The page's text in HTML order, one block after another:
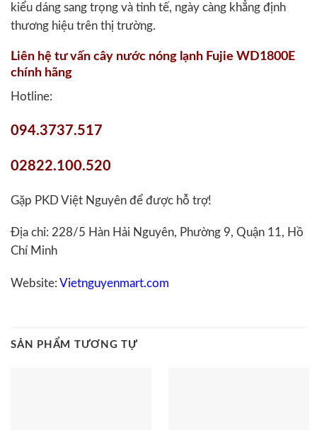
kiểu dáng sang trọng và tinh tế, ngày càng khẳng định
thương hiệu trên thị trường.
Liên hệ tư vấn cây nước nóng lạnh Fujie WD1800E
chính hãng
Hotline:
094.3737.517
02822.100.520
Gặp PKD Việt Nguyên để được hỗ trợ!
Địa chỉ: 228/5 Hàn Hải Nguyên, Phường 9, Quận 11, Hồ
Chí Minh
Website: Vietnguyenmart.com
SẢN PHẨM TƯƠNG TỰ